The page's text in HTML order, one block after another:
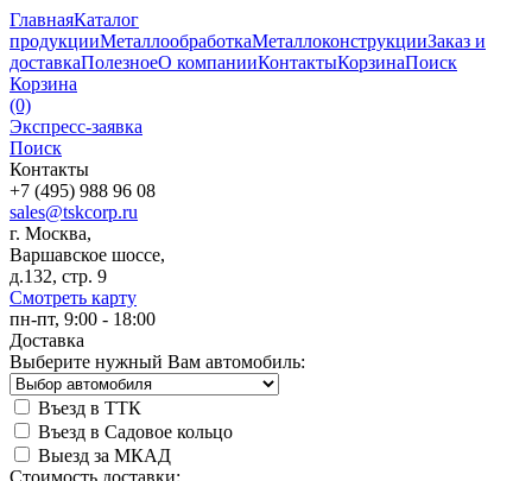
ГлавнаяКаталог
продукцииМеталлообработкаМеталлоконструкцииЗаказ и
доставкаПолезноеО компанииКонтактыКорзинаПоиск
Корзина
(0)
Экспресс-заявка
Поиск
Контакты
+7 (495) 988 96 08
sales@tskcorp.ru
г. Москва,
Варшавское шоссе,
д.132, стр. 9
Смотреть карту
пн-пт, 9:00 - 18:00
Доставка
Выберите нужный Вам автомобиль:
Въезд в ТТК
Въезд в Садовое кольцо
Выезд за МКАД
Стоимость доставки: